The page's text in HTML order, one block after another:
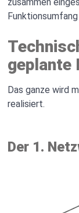
geplante
Das ganze wird
realisiert.
Der 1.